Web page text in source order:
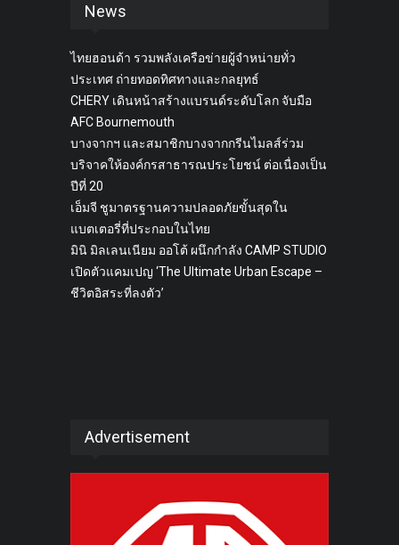
News
ไทยฮอนด้า รวมพลังเครือข่ายผู้จำหน่ายทั่ว
ประเทศ ถ่ายทอดทิศทางและกลยุทธ์
CHERY เดินหน้าสร้างแบรนด์ระดับโลก จับมือ
AFC Bournemouth
บางจากฯ และสมาชิกบางจากกรีนไมลส์ร่วม
บริจาคให้องค์กรสาธารณประโยชน์ ต่อเนื่องเป็น
ปีที่ 20
เอ็มจี ชูมาตรฐานความปลอดภัยขั้นสุดใน
แบตเตอรี่ที่ประกอบในไทย
มินิ มิลเลนเนียม ออโต้ ผนึกกำลัง CAMP STUDIO
เปิดตัวแคมเปญ ‘The Ultimate Urban Escape –
ชีวิตอิสระที่ลงตัว’
Advertisement